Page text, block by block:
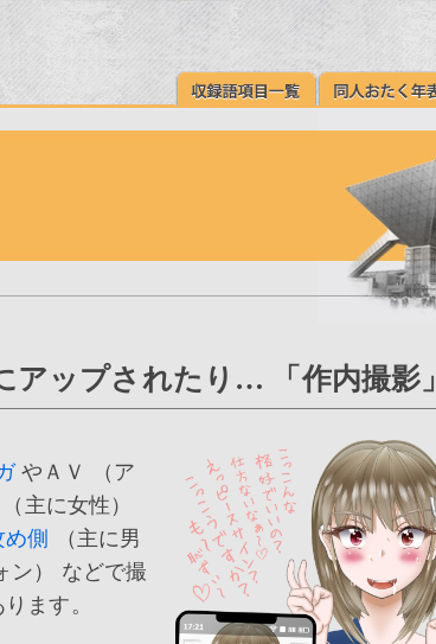
ップされたり… 「作内撮影」
やＡＶ （ア
（主に女性）
め側
（主に男
ン） などで撮
ます。